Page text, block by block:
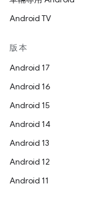
Android TV
版本
Android 17
Android 16
Android 15
Android 14
Android 13
Android 12
Android 11